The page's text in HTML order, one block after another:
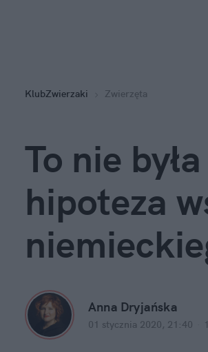
KlubZwierzaki Zwierzęta
To nie
hipoteza
Anna Dryjańska
01 stycznia 2020, 21:40